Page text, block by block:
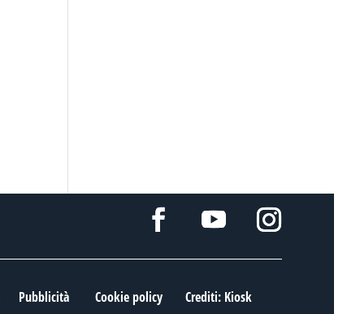
Pubblicità Cookie policy Crediti: Kiosk